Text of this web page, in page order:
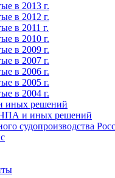
в 2013 г.
в 2012 г.
в 2011 г.
в 2010 г.
в 2009 г.
в 2007 г.
в 2006 г.
в 2005 г.
в 2004 г.
иных решений
и иных решений
судопроизводства